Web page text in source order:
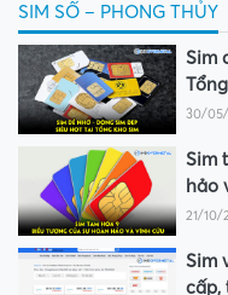
SIM SỐ – PHONG THỦY
Sim
30/
Sim
hảo
21/10/
Sim
cấp,